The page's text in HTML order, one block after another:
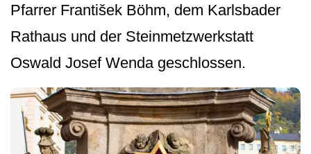
Pfarrer František Böhm, dem Karlsbader
Rathaus und der Steinmetzwerkstatt
Oswald Josef Wenda geschlossen.